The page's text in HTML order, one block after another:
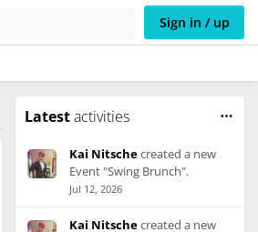
Sign in / up
Latestactivities
Kai Nitschecreated a new
Event "Swing Brunch".
Jul 12, 2026
Kai Nitschecreated a new